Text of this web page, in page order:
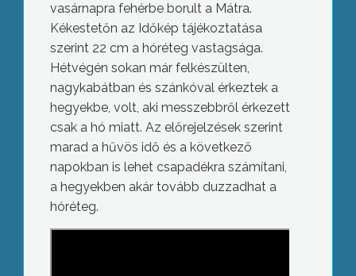
vasárnapra fehérbe borult a Mátra.
Kékestetőn az Időkép tájékoztatása
szerint 22 cm a hóréteg vastagsága.
Hétvégén sokan már felkészülten,
nagykabátban és szánkóval érkeztek a
hegyekbe, volt, aki messzebbről érkezett
csak a hó miatt. Az előrejelzések szerint
marad a hűvös idő és a következő
napokban is lehet csapadékra számítani,
a hegyekben akár tovább duzzadhat a
hóréteg.